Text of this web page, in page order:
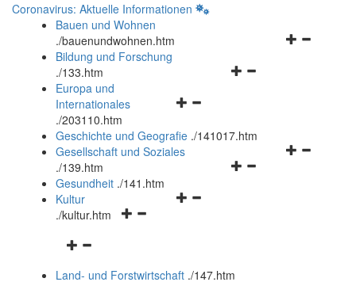
Coronavirus: Aktuelle Informationen
Bauen und Wohnen
./bauenundwohnen.htm
Navigationsmenü
Bildung und Forschung
./133.htm
Navigationsmenü
und
schließen
Europa und
Internationales
./203110.htm
Geschichte und Geografie ./141017.htm
Navigationsmenü
Gesellschaft und Soziales
./139.htm
Navigationsmenü
Gesundheit ./141.htm
Navigationsmenü
Kultur
./kultur.htm
Navigationsmenü
und
Land- und Forstwirtschaft ./147.htm